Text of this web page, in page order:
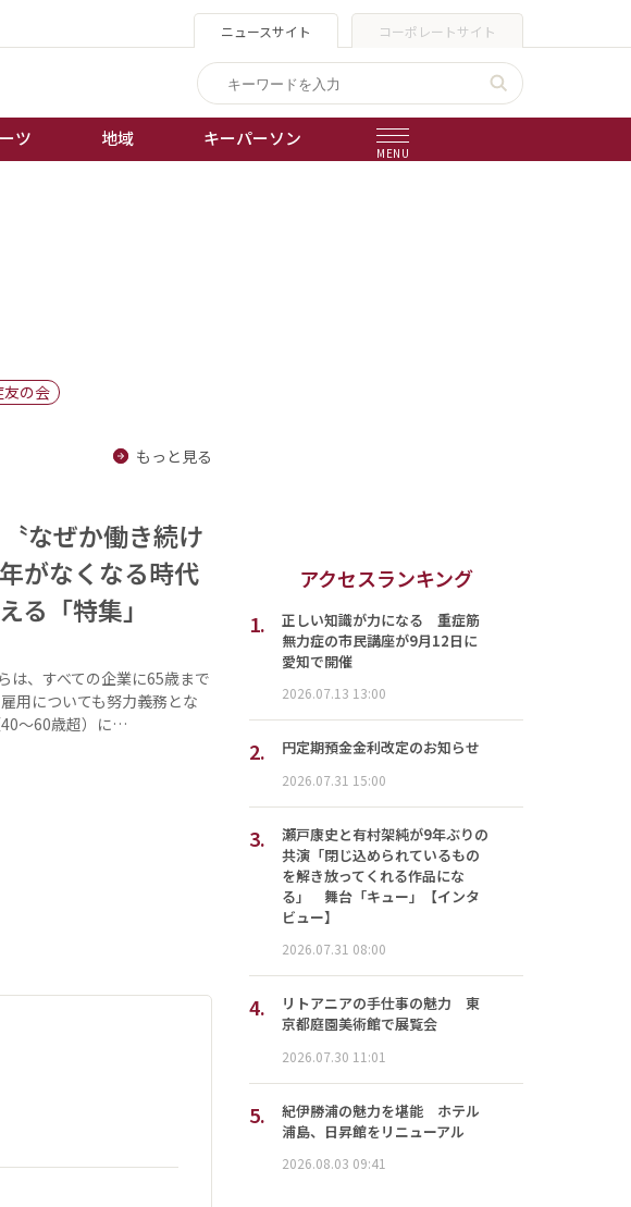
ニュースサイト コーポレートサイト
ツ 地域 キーパーソン
MENU
の会
もっと見る
なぜか働き続け
がなくなる時代
る「特集」
、すべての企業に65歳まで
用についても努力義務とな
〜60歳超）に…
アクセスランキング
1.
正しい知識が力になる 重症筋
無力症の市民講座が9月12日に
愛知で開催
2026.07.13 13:00
2. 円定期預金金利改定のお知らせ
2026.07.31 15:00
3.
瀬戸康史と有村架純が9年ぶりの
共演「閉じ込められているもの
を解き放ってくれる作品にな
る」 舞台「キュー」【インタ
ビュー】
2026.07.31 08:00
4.
リトアニアの手仕事の魅力 東
京都庭園美術館で展覧会
2026.07.30 11:01
5.
紀伊勝浦の魅力を堪能 ホテル
浦島、日昇館をリニューアル
2026.08.03 09:41